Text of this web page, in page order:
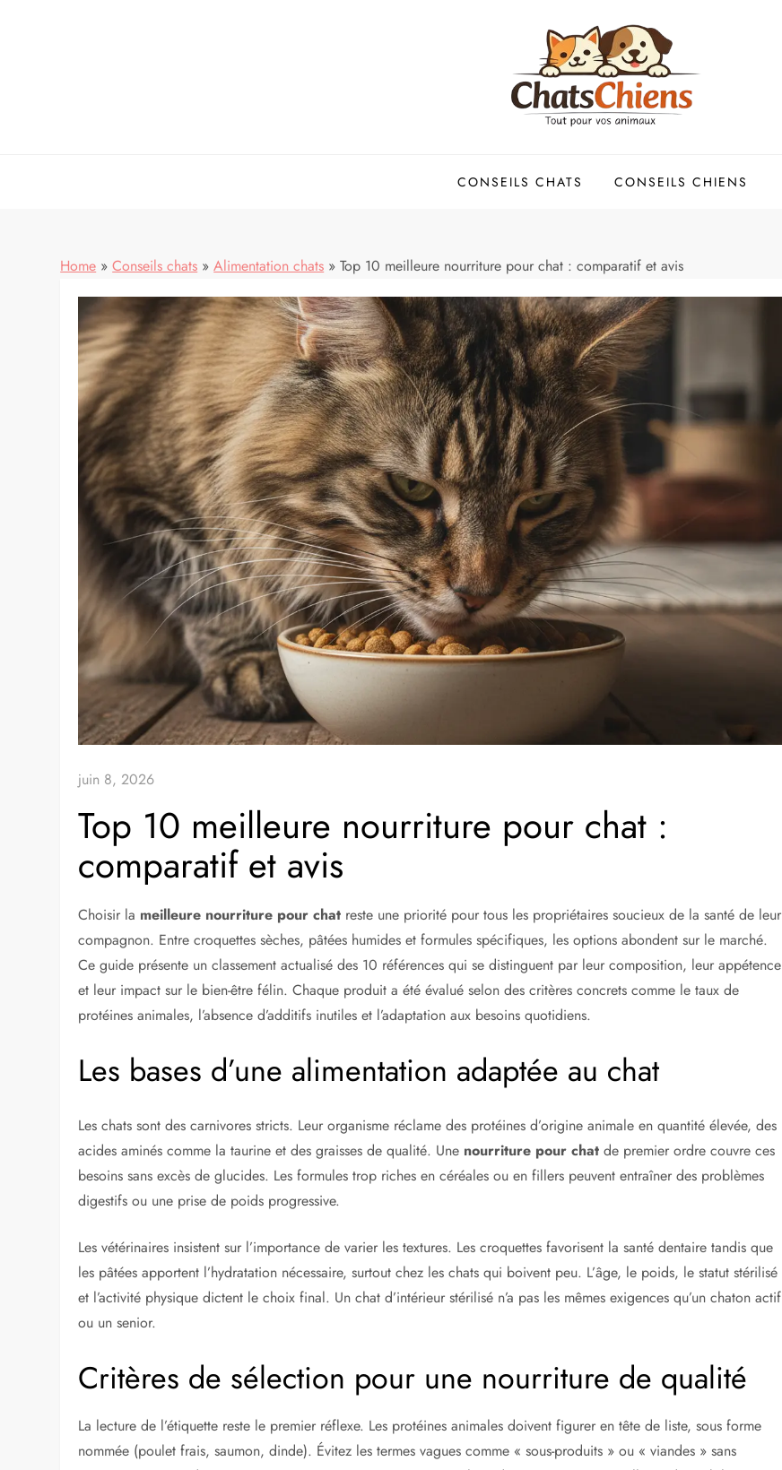
CONSEILS CHATS CONSEILS CHIENS
Home » Conseils chats » Alimentation chats » Top 10 meilleure nourriture pour chat : comparatif et avis
juin 8, 2026
Top 10 meilleure nourriture pour chat :
comparatif et avis
Choisir la meilleure nourriture pour chat reste une priorité pour tous les propriétaires soucieux de la santé de leur
compagnon. Entre croquettes sèches, pâtées humides et formules spécifiques, les options abondent sur le marché.
Ce guide présente un classement actualisé des 10 références qui se distinguent par leur composition, leur appétence
et leur impact sur le bien-être félin. Chaque produit a été évalué selon des critères concrets comme le taux de
protéines animales, l’absence d’additifs inutiles et l’adaptation aux besoins quotidiens.
Les bases d’une alimentation adaptée au chat
Les chats sont des carnivores stricts. Leur organisme réclame des protéines d’origine animale en quantité élevée, des
acides aminés comme la taurine et des graisses de qualité. Une nourriture pour chat de premier ordre couvre ces
besoins sans excès de glucides. Les formules trop riches en céréales ou en fillers peuvent entraîner des problèmes
digestifs ou une prise de poids progressive.
Les vétérinaires insistent sur l’importance de varier les textures. Les croquettes favorisent la santé dentaire tandis que
les pâtées apportent l’hydratation nécessaire, surtout chez les chats qui boivent peu. L’âge, le poids, le statut stérilisé
et l’activité physique dictent le choix final. Un chat d’intérieur stérilisé n’a pas les mêmes exigences qu’un chaton actif
ou un senior.
Critères de sélection pour une nourriture de qualité
La lecture de l’étiquette reste le premier réflexe. Les protéines animales doivent figurer en tête de liste, sous forme
nommée (poulet frais, saumon, dinde). Évitez les termes vagues comme « sous-produits » ou « viandes » sans